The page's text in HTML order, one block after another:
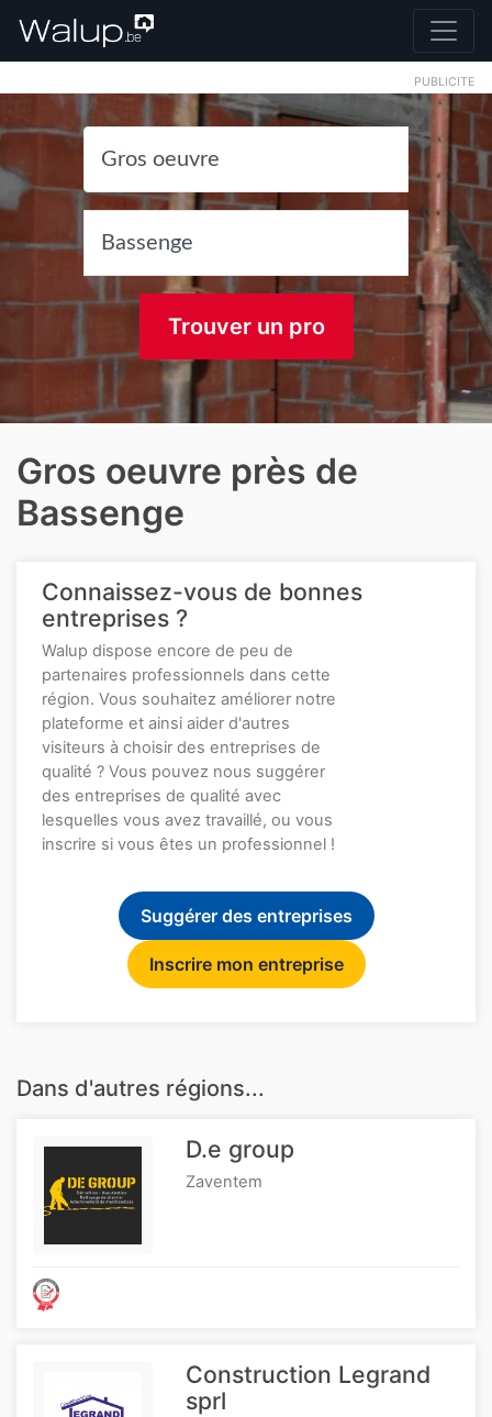
PUBLICITE
Trouver un pro
Gros oeuvre près de
Bassenge
Connaissez-vous de bonnes
entreprises ?
Walup dispose encore de peu de
partenaires professionnels dans cette
région. Vous souhaitez améliorer notre
plateforme et ainsi aider d'autres
visiteurs à choisir des entreprises de
qualité ? Vous pouvez nous suggérer
des entreprises de qualité avec
lesquelles vous avez travaillé, ou vous
inscrire si vous êtes un professionnel !
Suggérer des entreprises
Inscrire mon entreprise
Dans d'autres régions...
D.e group
Zaventem
Construction Legrand
sprl